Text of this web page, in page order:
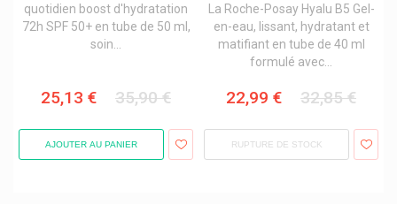
quotidien boost d'hydratation
72h SPF 50+ en tube de 50 ml,
soin...
25,13 € 35,90 €
AJOUTER AU PANIER
La Roche-Posay Hyalu B5 Gel-
en-eau, lissant, hydratant et
matifiant en tube de 40 ml
formulé avec...
22,99 € 32,85 €
RUPTURE DE STOCK